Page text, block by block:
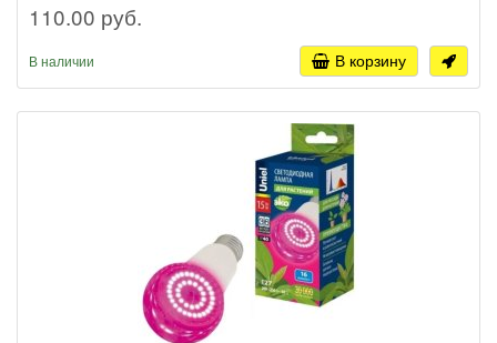
110.00 руб.
В наличии В корзину